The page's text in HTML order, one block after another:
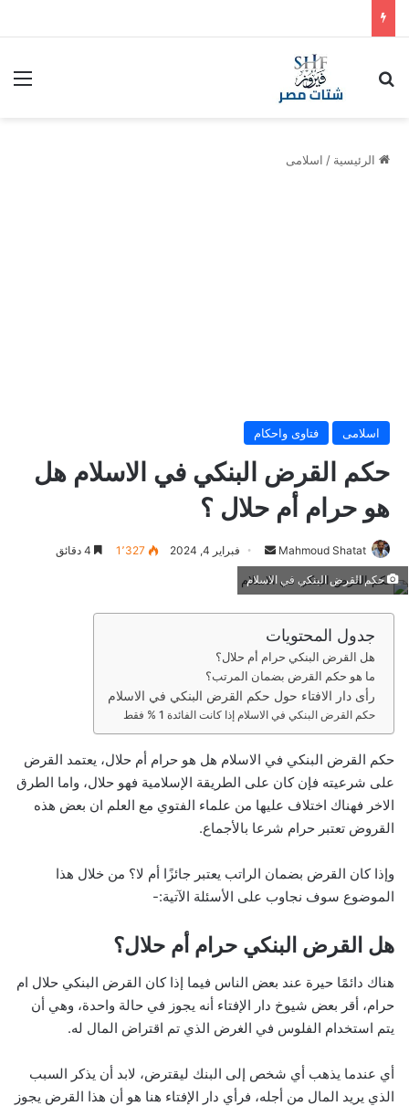
بحث عن
الرئيسية / اسلامى
اسلامى فتاوى واحكام
حكم القرض البنكي في الاسلام هل
هو حرام أم حلال ؟
Mahmoud Shatat
س
ل
ر
ي
د
ك
ت
ر
فبراير 4, 2024 1٬327
حكم القرض البنكي في الاسلام
جدول المحتويات
هل القرض البنكي حرام أم حلال؟
ما هو حكم القرض بضمان المرتب؟
رأى دار الافتاء حول حكم القرض البنكي في الاسلام
حكم القرض البنكي في الاسلام إذا كانت الفائدة 1 % فقط
حكم القرض البنكي في الاسلام هل هو حرام أم حلال، يعتمد القرض
على شرعيته فإن كان على الطريقة الإسلامية فهو حلال، واما الطرق
الاخر فهناك اختلاف عليها من علماء الفتوي مع العلم ان بعض هذه
القروض تعتبر حرام شرعا بالأجماع.
وإذا كان القرض بضمان الراتب يعتبر جائزًا أم لا؟ من خلال هذا
الموضوع سوف نجاوب على الأسئلة الآتية:-
هل القرض البنكي حرام أم حلال؟
هناك دائمًا حيرة عند بعض الناس فيما إذا كان القرض البنكي حلال ام
حرام، أقر بعض شيوخ دار الإفتاء أنه يجوز في حالة واحدة، وهي أن
يتم استخدام الفلوس في الغرض الذي تم اقتراض المال له.
أي عندما يذهب أي شخص إلى البنك ليقترض، لابد أن يذكر السبب
الذي يريد المال من أجله، فرأي دار الإفتاء هنا هو أن هذا القرض يجوز